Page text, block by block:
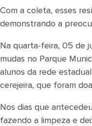
Com a coleta, esses
demonstrando a
Na quarta-feira, 05 de
mudas no Parque
alunos da rede
cerejeira, que foram
Nos dias que
fazendo a limpeza e